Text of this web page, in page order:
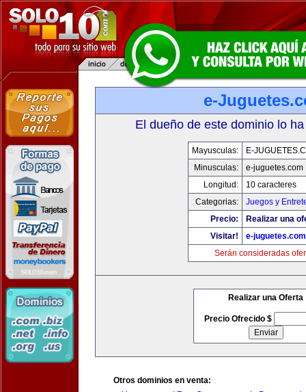
e-
El dueño de este dominio lo
Mayusculas:
E-
Minusculas:
e-juguetes.com
Longitud:
10 caracteres
Categorias:
Juegos y
Precio:
Realizar una
Visitar!
e-juguetes.com
Serán consideradas
Realizar una Oferta
Precio Ofrecido $
Otros dominios en venta: